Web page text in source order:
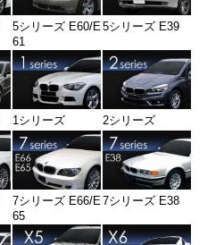
5シリーズ E60/E
61
5シリーズ E39
1シリーズ 2シリーズ
7シリーズ E66/E
65
7シリーズ E38